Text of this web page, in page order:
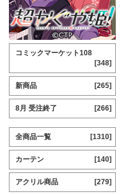
コミックマーケット108
[348]
新商品 [265]
8月 受注終了 [266]
全商品一覧 [1310]
カーテン [140]
アクリル商品 [279]